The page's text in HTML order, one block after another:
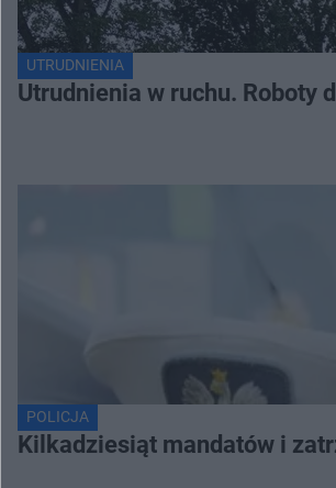
UTRUDNIENIA
Utrudnienia w ruchu. Roboty
POLICJA
Kilkadziesiąt mandatów i